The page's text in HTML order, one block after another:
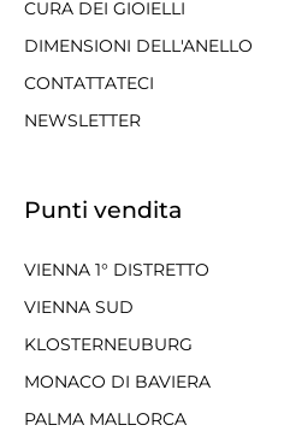
CURA DEI GIOIELLI
DIMENSIONI DELL'ANELLO
CONTATTATECI
NEWSLETTER
Punti vendita
VIENNA 1° DISTRETTO
VIENNA SUD
KLOSTERNEUBURG
MONACO DI BAVIERA
PALMA MALLORCA